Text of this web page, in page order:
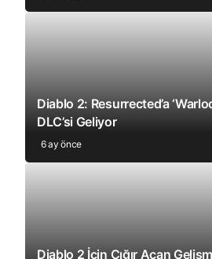
Diablo 2: Resurrected’a
DLC’si Geliyor
6 ay önce
Diablo 2 İçin Çığır Açan